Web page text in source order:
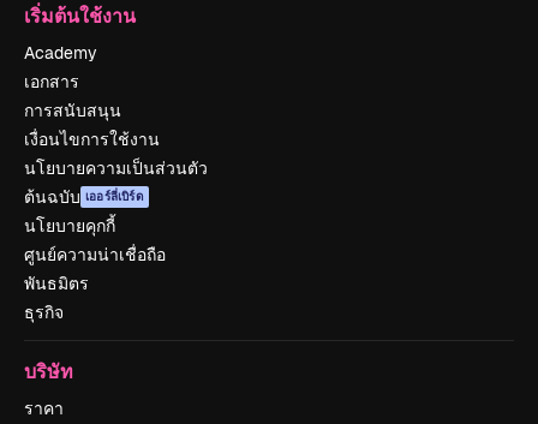
เริ่มต้นใช้งาน
Academy
เอกสาร
การสนับสนุน
เงื่อนไขการใช้งาน
นโยบายความเป็นส่วนตัว
ต้นฉบับ เออร์ลี่เบิร์ด
นโยบายคุกกี้
ศูนย์ความน่าเชื่อถือ
พันธมิตร
ธุรกิจ
บริษัท
ราคา